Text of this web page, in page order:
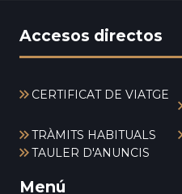
Accesos directos
CERTIFICAT DE VIATGE
TRÀMITS HABITUALS
TAULER D'ANUNCIS
Menú